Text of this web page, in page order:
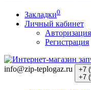
Закладки0
Личный кабинет
Авторизация
Регистрация
info@zip-teplogaz.ru +7
+7